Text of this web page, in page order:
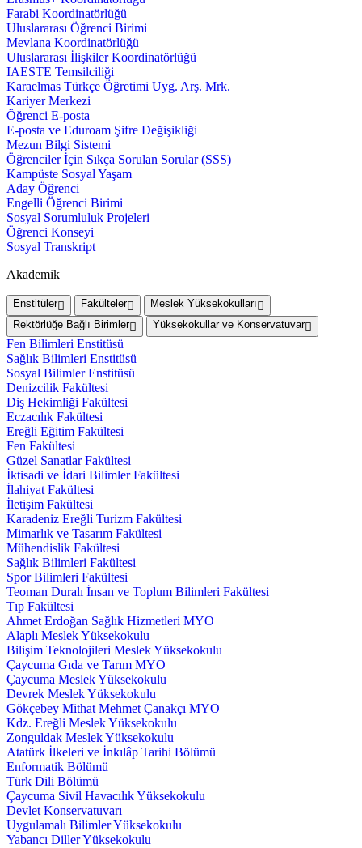
Farabi Koordinatörlüğü
Uluslararası Öğrenci Birimi
Mevlana Koordinatörlüğü
Uluslararası İlişkiler Koordinatörlüğü
IAESTE Temsilciliği
Karaelmas Türkçe Öğretimi Uyg. Arş. Mrk.
Kariyer Merkezi
Öğrenci E-posta
E-posta ve Eduroam Şifre Değişikliği
Mezun Bilgi Sistemi
Öğrenciler İçin Sıkça Sorulan Sorular (SSS)
Kampüste Sosyal Yaşam
Aday Öğrenci
Engelli Öğrenci Birimi
Sosyal Sorumluluk Projeleri
Öğrenci Konseyi
Sosyal Transkript
Akademik
Enstitüler Fakülteler
Meslek Yüksekokulları
Rektörlüğe Bağlı Birimler
Yüksekokullar ve Konservatuvar
Fen Bilimleri Enstitüsü
Sağlık Bilimleri Enstitüsü
Sosyal Bilimler Enstitüsü
Denizcilik Fakültesi
Diş Hekimliği Fakültesi
Eczacılık Fakültesi
Ereğli Eğitim Fakültesi
Fen Fakültesi
Güzel Sanatlar Fakültesi
İktisadi ve İdari Bilimler Fakültesi
İlahiyat Fakültesi
İletişim Fakültesi
Karadeniz Ereğli Turizm Fakültesi
Mimarlık ve Tasarım Fakültesi
Mühendislik Fakültesi
Sağlık Bilimleri Fakültesi
Spor Bilimleri Fakültesi
Teoman Duralı İnsan ve Toplum Bilimleri Fakültesi
Tıp Fakültesi
Ahmet Erdoğan Sağlık Hizmetleri MYO
Alaplı Meslek Yüksekokulu
Bilişim Teknolojileri Meslek Yüksekokulu
Çaycuma Gıda ve Tarım MYO
Çaycuma Meslek Yüksekokulu
Devrek Meslek Yüksekokulu
Gökçebey Mithat Mehmet Çanakçı MYO
Kdz. Ereğli Meslek Yüksekokulu
Zonguldak Meslek Yüksekokulu
Atatürk İlkeleri ve İnkılâp Tarihi Bölümü
Enformatik Bölümü
Türk Dili Bölümü
Çaycuma Sivil Havacılık Yüksekokulu
Devlet Konservatuvarı
Uygulamalı Bilimler Yüksekokulu
Yabancı Diller Yüksekokulu